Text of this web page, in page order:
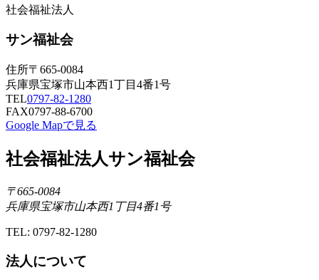
社会福祉法人
サン福祉会
住所〒665-0084
兵庫県宝塚市山本西1丁目4番1号
TEL0797-82-1280
FAX0797-88-6700
Google Mapで見る
社会福祉法人サン福祉会
〒665-0084
兵庫県宝塚市山本西1丁目4番1号
TEL: 0797-82-1280
法人について